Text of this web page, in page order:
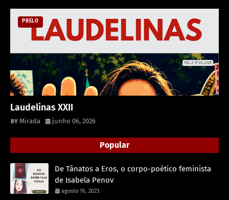
PRELO
Laudelinas XXII
Mirada junho 06, 2026
Popular
De Tânatos a Eros, o corpo-poético feminista
de Isabela Penov
agosto 16, 2023